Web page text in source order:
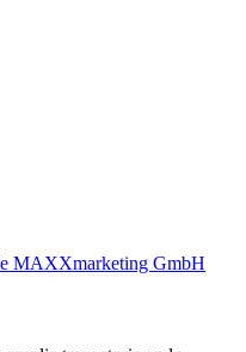
MAXXmarketing GmbH